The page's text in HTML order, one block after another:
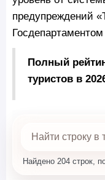
предупреждений
Полный
туристов в
Найдено 204 строк,